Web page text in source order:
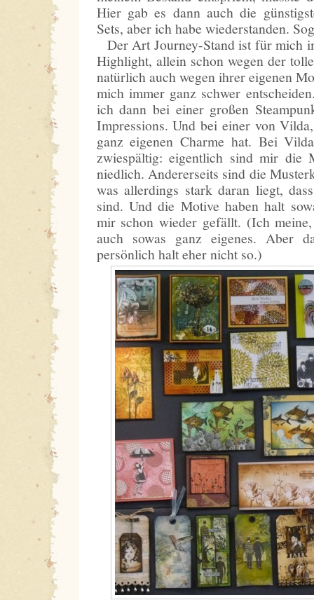
Hier gab es dann auch die
Sets, aber ich habe wiederstanden.
Der Art Journey-Stand ist für mich
Highlight, allein schon wegen der
natürlich auch wegen ihrer eigenen
mich immer ganz schwer
ich dann bei einer großen
Impressions. Und bei einer von
ganz eigenen Charme hat. Bei
zwiespältig: eigentlich sind mir die
niedlich. Andererseits sind die
was allerdings stark daran liegt,
sind. Und die Motive haben halt
mir schon wieder gefällt. (Ich
auch sowas ganz eigenes. Aber
persönlich halt eher nicht so.)